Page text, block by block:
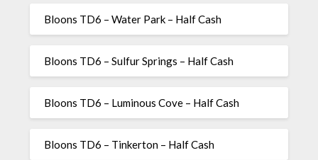
Bloons TD6 – Water Park – Half Cash
Bloons TD6 – Sulfur Springs – Half Cash
Bloons TD6 – Luminous Cove – Half Cash
Bloons TD6 – Tinkerton – Half Cash